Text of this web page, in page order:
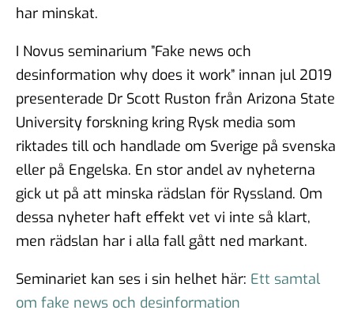
har minskat.
I Novus seminarium ”Fake news och
desinformation why does it work” innan jul 2019
presenterade Dr Scott Ruston från Arizona State
University forskning kring Rysk media som
riktades till och handlade om Sverige på svenska
eller på Engelska. En stor andel av nyheterna
gick ut på att minska rädslan för Ryssland. Om
dessa nyheter haft effekt vet vi inte så klart,
men rädslan har i alla fall gått ned markant.
Seminariet kan ses i sin helhet här: Ett samtal
om fake news och desinformation